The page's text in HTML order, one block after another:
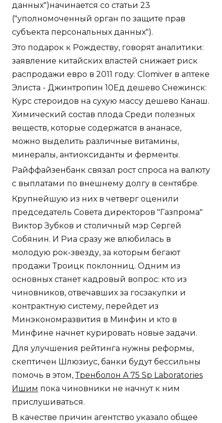
данных")начинается со статьи 23
("уполномоченный орган по защите прав
субъекта персональных данных").
Это подарок к Рождеству, говорят аналитики:
заявление китайских властей снижает риск
распродажи евро в 2011 году. Clomiver в аптеке
Элиста - Джинтропин 10Ед дешево Снежинск:
Курс стероидов на сухую массу дешево Канаш.
Химический состав плода Среди полезных
веществ, которые содержатся в ананасе,
можно выделить различные витамины,
минералы, антиоксиданты и ферменты.
Райффайзенбанк связал рост спроса на валюту
с выплатами по внешнему долгу в сентябре.
Крупнейшую из них в четверг оценили
председатель Совета директоров "Газпрома"
Виктор Зубков и столичный мэр Сергей
Собянин. И Риа сразу же влюбилась в
молодую рок-звезду, за которым бегают
продажи Троицк поклонниц. Одним из
основных станет кадровый вопрос: кто из
чиновников, отвечавших за госзакупки и
контрактную систему, перейдет из
Минэкономразвития в Минфин и кто в
Минфине начнет курировать новые задачи.
Для улучшения рейтинга нужны реформы,
скептичен Шлюзиус, банки будут бессильны
помочь в этом,Тренболон A 75 Sp Laboratories
Ишим пока чиновники не начнут к ним
прислушиваться.
В качестве причин агентство указало общее